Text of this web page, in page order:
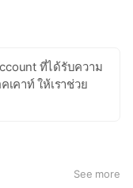
ที่ได้รับความ
เคาท์ ให้เราช่วย
See more